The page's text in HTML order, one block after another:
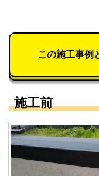
この施工事例
施工前